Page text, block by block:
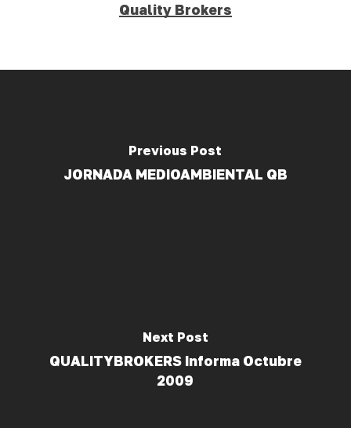
Quality Brokers
Previous Post
JORNADA MEDIOAMBIENTAL QB
Next Post
QUALITYBROKERS Informa Octubre
2009